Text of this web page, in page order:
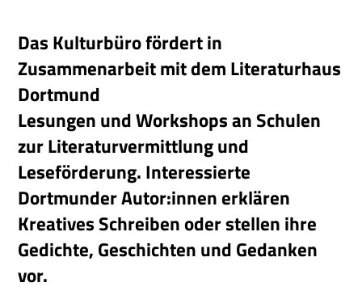
Das Kulturbüro fördert in
Zusammenarbeit mit dem Literaturhaus
Dortmund
Lesungen und Workshops an Schulen
zur Literaturvermittlung und
Leseförderung. Interessierte
Dortmunder Autor:innen erklären
Kreatives Schreiben oder stellen ihre
Gedichte, Geschichten und Gedanken
vor.